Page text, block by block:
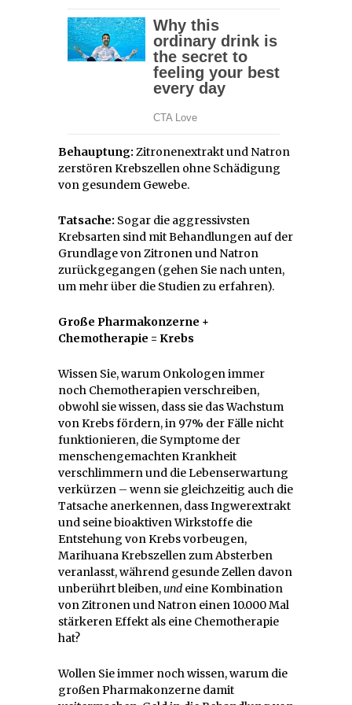
Behauptung: Zitronenextrakt und Natron
zerstören Krebszellen ohne Schädigung
von gesundem Gewebe.
Tatsache: Sogar die aggressivsten
Krebsarten sind mit Behandlungen auf der
Grundlage von Zitronen und Natron
zurückgegangen (gehen Sie nach unten,
um mehr über die Studien zu erfahren).
Große Pharmakonzerne +
Chemotherapie = Krebs
Wissen Sie, warum Onkologen immer
noch Chemotherapien verschreiben,
obwohl sie wissen, dass sie das Wachstum
von Krebs fördern, in 97% der Fälle nicht
funktionieren, die Symptome der
menschengemachten Krankheit
verschlimmern und die Lebenserwartung
verkürzen – wenn sie gleichzeitig auch die
Tatsache anerkennen, dass Ingwerextrakt
und seine bioaktiven Wirkstoffe die
Entstehung von Krebs vorbeugen,
Marihuana Krebszellen zum Absterben
veranlasst, während gesunde Zellen davon
unberührt bleiben,und eine Kombination
von Zitronen und Natron einen 10.000 Mal
stärkeren Effekt als eine Chemotherapie
hat?
Wollen Sie immer noch wissen, warum die
großen Pharmakonzerne damit